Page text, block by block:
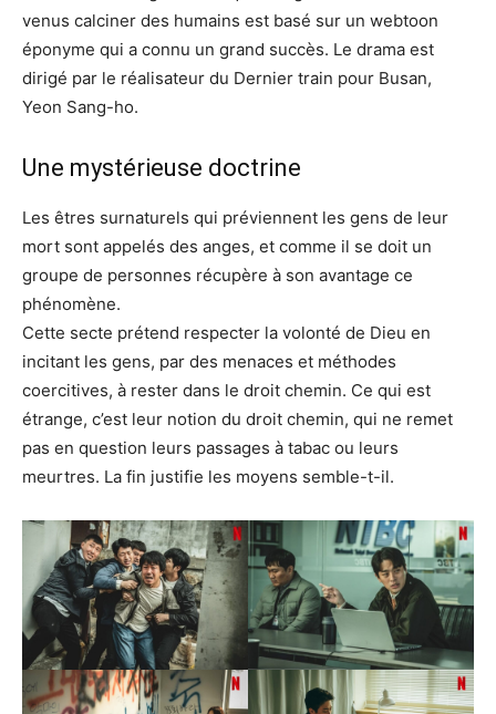
venus calciner des humains est basé sur un webtoon
éponyme qui a connu un grand succès. Le drama est
dirigé par le réalisateur du Dernier train pour Busan,
Yeon Sang-ho.
Une mystérieuse doctrine
Les êtres surnaturels qui préviennent les gens de leur
mort sont appelés des anges, et comme il se doit un
groupe de personnes récupère à son avantage ce
phénomène.
Cette secte prétend respecter la volonté de Dieu en
incitant les gens, par des menaces et méthodes
coercitives, à rester dans le droit chemin. Ce qui est
étrange, c’est leur notion du droit chemin, qui ne remet
pas en question leurs passages à tabac ou leurs
meurtres. La fin justifie les moyens semble-t-il.